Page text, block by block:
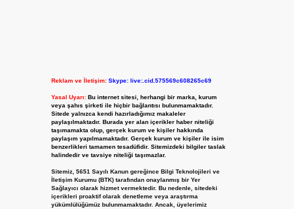
Reklam ve İletişim: Skype: live:.cid.575569c608265c69
Yasal Uyarı: Bu internet sitesi, herhangi bir marka, kurum
veya şahıs şirketi ile hiçbir bağlantısı bulunmamaktadır.
Sitede yalnızca kendi hazırladığımız makaleler
paylaşılmaktadır. Burada yer alan içerikler haber niteliği
taşımamakta olup, gerçek kurum ve kişiler hakkında
paylaşım yapılmamaktadır. Gerçek kurum ve kişiler ile isim
benzerlikleri tamamen tesadüfidir. Sitemizdeki bilgiler taslak
halindedir ve tavsiye niteliği taşımazlar.
Sitemiz, 5651 Sayılı Kanun gereğince Bilgi Teknolojileri ve
İletişim Kurumu (BTK) tarafından onaylanmış bir Yer
Sağlayıcı olarak hizmet vermektedir. Bu nedenle, sitedeki
içerikleri proaktif olarak denetleme veya araştırma
yükümlülüğümüz bulunmamaktadır. Ancak, üyelerimiz